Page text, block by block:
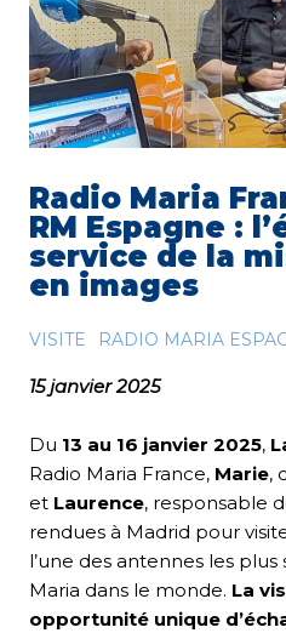
Radio Maria
RM Espagne :
service de la
en images
VISITE RADIO MARIA
15 janvier 2025
Du 13 au 16 janvier 2025,
Radio Maria France, Marie,
et Laurence, responsable
rendues à Madrid pour
l’une des antennes les plus
Maria dans le monde. La
opportunité unique